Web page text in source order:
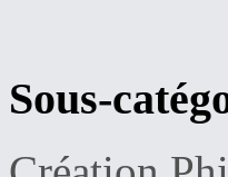
Sous-